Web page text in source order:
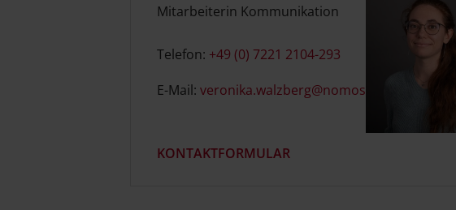
Mitarbeiterin Kommunikation
Telefon: +49 (0) 7221 2104-293
E-Mail: veronika.walzberg@nomos.de
KONTAKTFORMULAR